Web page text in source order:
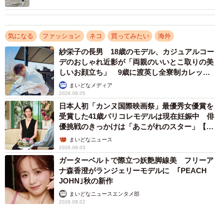
2/5
まさかのジャストフィット！「専用に作られたと言われても信じるレベ
ル」と話題／猫魈 時雨さん（@shigure_nyao）提供
すぐに家族に共有したそうですが、反応は「そうだねー」
程度で温度差があったのだとか。それでも、自分の中では
かなりツボだったため、「これは誰かに見せたい」と思
い、写真を撮って投稿したと話します。
このサンダルは、友人が海外通販で見つけて教えてくれた
もの。普段使いや夏用の装いにも合いそうだと思い、購入
したそうです。一方、猫の靴下は今回のサンダルとは関係
気になる ファッション ネコ 買ってみたい 海外
紗栄子の長男 18歳のモデル、カジュアルコー
デのおしゃれ近影が「両親のいいとこ取りの美
しいお顔立ち」 9歳に渡英し全寮制カレッジ
で学ぶまいどなメディア
2026.08.05
日本人初「カンヌ国際映画祭」最優秀女優賞を
受賞した41歳パリコレモデルは現在妊娠中 俳
優挑戦のきっかけは「あこがれのスター」【徹
子の部屋】
まいどなニュース
2026.08.03
ガーターベルトで際立つ妖艶脚線美 フリーア
ナ森香澄がランジェリーモデルに ｢PEACH
JOHN｣秋の新作
まいどなニュースエンタメ部
2026.08.02